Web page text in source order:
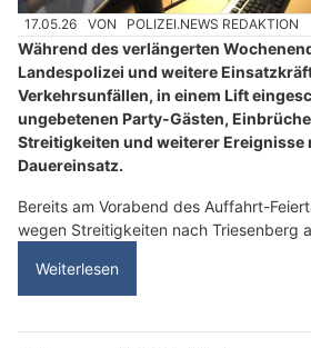
17.05.26 VON POLIZEI.NEWS REDAKTION
Während des verlängerten
Landespolizei und weitere
Verkehrsunfällen, in einem Lift
ungebetenen Party-Gästen,
Streitigkeiten und weiterer Ereignisse
Dauereinsatz.
Bereits am Vorabend des Auffahrt-
wegen Streitigkeiten nach Triesenberg
Weiterlesen